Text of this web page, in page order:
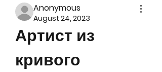
Anonymous
August 24, 2023
Артист из
кривого